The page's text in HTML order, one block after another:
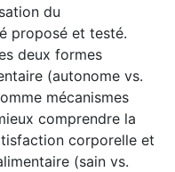
du
proposé et testé.
deux formes
(autonome vs.
mécanismes
comprendre la
corporelle et
(sain vs.